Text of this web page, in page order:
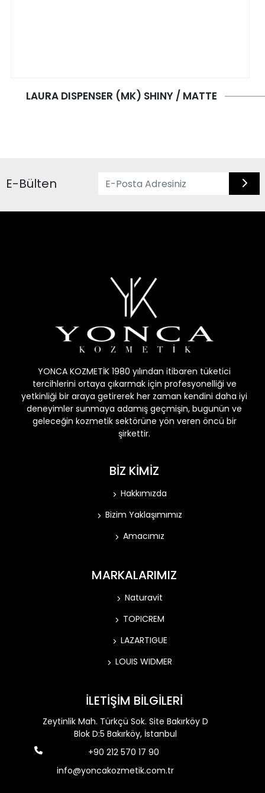
LAURA DISPENSER (MK) SHINY / MATTE
E-Bülten
YONCA KOZMETİK 1980 yılından itibaren tüketici
tercihlerini ortaya çıkarmak için profesyonelliği ve
yetkinliği bir araya getirerek her zaman kendini daha iyi
deneyimler sunmaya adamış geçmişin, bugunün ve
geleceğin kozmetik sektörüne yön veren öncü bir
şirkettir.
BİZ KİMİZ
Hakkımızda
Bizim Yaklaşımımız
Amacımız
MARKALARIMIZ
Naturavit
TOPICREM
LAZARTIGUE
LOUIS WIDMER
İLETİŞİM BİLGİLERİ
Zeytinlik Mah. Türkçü Sok. Site Bakırköy D
Blok D:5 Bakırköy, İstanbul
+90 212 570 17 90
info@yoncakozmetik.com.tr